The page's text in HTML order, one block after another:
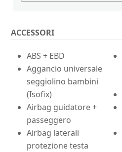
ACCESSORI
ABS + EBD
Aggancio universale
seggiolino bambini
(Isofix)
Airbag guidatore +
passeggero
Airbag laterali
protezione testa